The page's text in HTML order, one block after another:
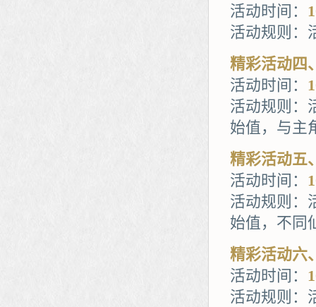
活动时间：
活动规则：
精彩活动四
活动时间：
活动规则：
始值，与主
精彩活动五
活动时间：
活动规则：
始值，不同
精彩活动六
活动时间：
活动规则：